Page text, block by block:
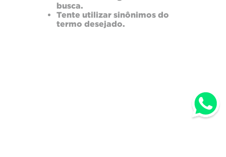
busca.
Tente utilizar sinônimos do
termo desejado.